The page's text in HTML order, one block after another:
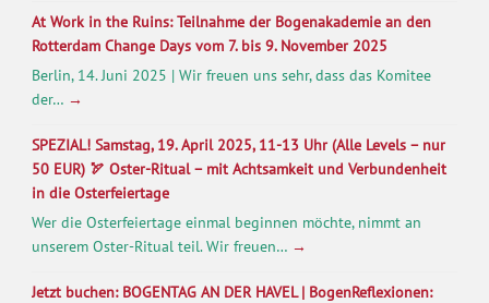
At Work in the Ruins: Teilnahme der Bogenakademie an den
Rotterdam Change Days vom 7. bis 9. November 2025
Berlin, 14. Juni 2025 | Wir freuen uns sehr, dass das Komitee
der… →
SPEZIAL! Samstag, 19. April 2025, 11-13 Uhr (Alle Levels – nur
50 EUR) 🏹 Oster-Ritual – mit Achtsamkeit und Verbundenheit
in die Osterfeiertage
Wer die Osterfeiertage einmal beginnen möchte, nimmt an
unserem Oster-Ritual teil. Wir freuen… →
Jetzt buchen: BOGENTAG AN DER HAVEL | BogenReflexionen: